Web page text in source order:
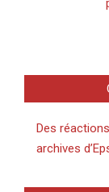
Des
archives